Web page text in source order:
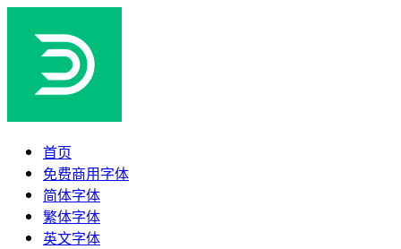
首页
免费商用字体
简体字体
繁体字体
英文字体